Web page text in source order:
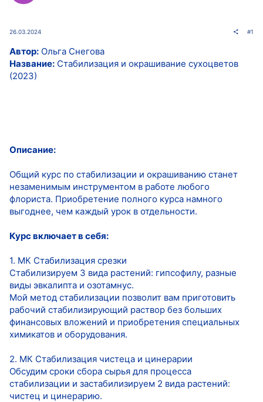
26.03.2024 #1
Автор: Ольга Снегова
Название: Стабилизация и окрашивание сухоцветов
(2023)
Описание:
Общий курс по стабилизации и окрашиванию станет
незаменимым инструментом в работе любого
флориста. Приобретение полного курса намного
выгоднее, чем каждый урок в отдельности.
Курс включает в себя:
1. МК Стабилизация срезки
Стабилизируем 3 вида растений: гипсофилу, разные
виды эвкалипта и озотамнус.
Мой метод стабилизации позволит вам приготовить
рабочий стабилизирующий раствор без больших
финансовых вложений и приобретения специальных
химикатов и оборудования.
2. МК Стабилизация чистеца и цинерарии
Обсудим сроки сбора сырья для процесса
стабилизации и застабилизируем 2 вида растений:
чистец и цинерарию.